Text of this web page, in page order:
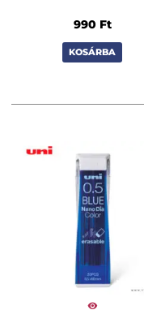
990 Ft
KOSÁRBA